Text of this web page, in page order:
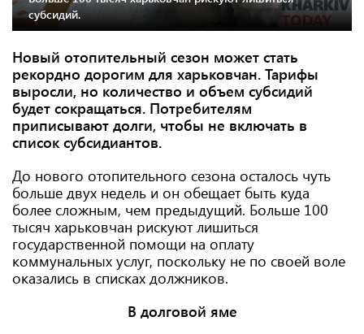
субсидий.
Новый отопительный сезон может стать
рекордно дорогим для харьковчан. Тарифы
выросли, но количество и объем субсидий
будет сокращаться. Потребителям
приписывают долги, чтобы не включать в
список субсидиантов.
До нового отопительного сезона осталось чуть
больше двух недель и он обещает быть куда
более сложным, чем предыдущий. Больше 100
тысяч харьковчан рискуют лишиться
государственной помощи на оплату
коммунальных услуг, поскольку не по своей воле
оказались в списках должников.
В долговой яме